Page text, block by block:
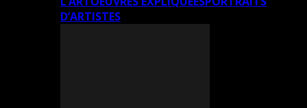
D’ARTISTES